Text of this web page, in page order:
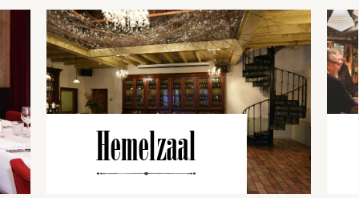
Hemelzaal